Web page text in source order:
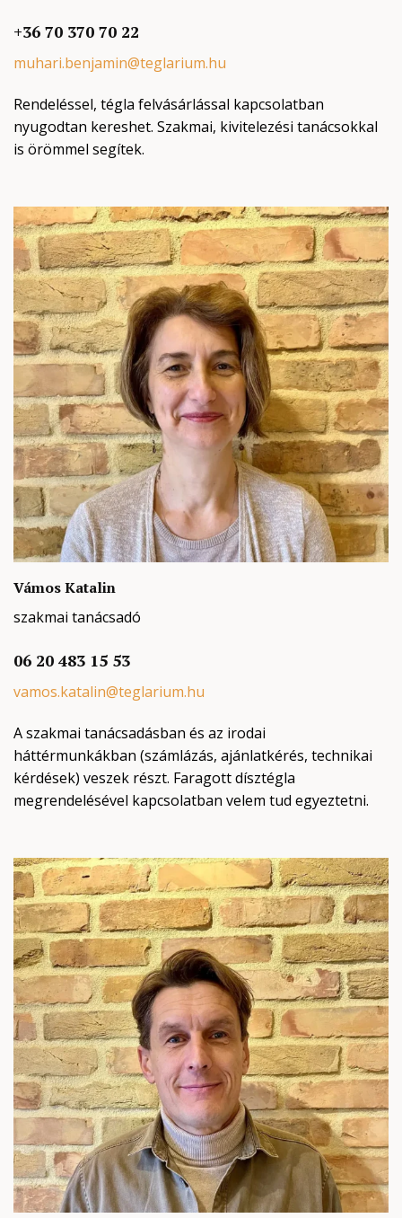
+36 70 370 70 22
muhari.benjamin@teglarium.hu
Rendeléssel, tégla felvásárlással kapcsolatban
nyugodtan kereshet. Szakmai, kivitelezési tanácsokkal
is örömmel segítek.
Vámos Katalin
szakmai tanácsadó
06 20 483 15 53
vamos.katalin@teglarium.hu
A szakmai tanácsadásban és az irodai
háttérmunkákban (számlázás, ajánlatkérés, technikai
kérdések) veszek részt. Faragott dísztégla
megrendelésével kapcsolatban velem tud egyeztetni.